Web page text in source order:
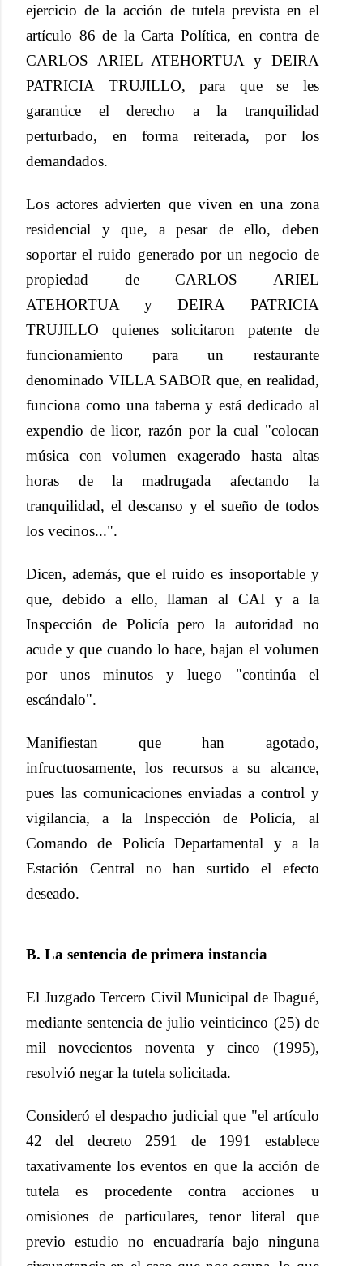
ejercicio de la acción de tutela prevista en el
artículo 86 de la Carta Política, en contra de
CARLOS ARIEL ATEHORTUA y DEIRA
PATRICIA TRUJILLO, para que se les
garantice el derecho a la tranquilidad
perturbado, en forma reiterada, por los
demandados.
Los actores advierten que viven en una zona
residencial y que, a pesar de ello, deben
soportar el ruido generado por un negocio de
propiedad de CARLOS ARIEL
ATEHORTUA y DEIRA PATRICIA
TRUJILLO quienes solicitaron patente de
funcionamiento para un restaurante
denominado VILLA SABOR que, en realidad,
funciona como una taberna y está dedicado al
expendio de licor, razón por la cual "colocan
música con volumen exagerado hasta altas
horas de la madrugada afectando la
tranquilidad, el descanso y el sueño de todos
los vecinos...".
Dicen, además, que el ruido es insoportable y
que, debido a ello, llaman al CAI y a la
Inspección de Policía pero la autoridad no
acude y que cuando lo hace, bajan el volumen
por unos minutos y luego "continúa el
escándalo".
Manifiestan que han agotado,
infructuosamente, los recursos a su alcance,
pues las comunicaciones enviadas a control y
vigilancia, a la Inspección de Policía, al
Comando de Policía Departamental y a la
Estación Central no han surtido el efecto
deseado.
B. La sentencia de primera instancia
El Juzgado Tercero Civil Municipal de Ibagué,
mediante sentencia de julio veinticinco (25) de
mil novecientos noventa y cinco (1995),
resolvió negar la tutela solicitada.
Consideró el despacho judicial que "el artículo
42 del decreto 2591 de 1991 establece
taxativamente los eventos en que la acción de
tutela es procedente contra acciones u
omisiones de particulares, tenor literal que
previo estudio no encuadraría bajo ninguna